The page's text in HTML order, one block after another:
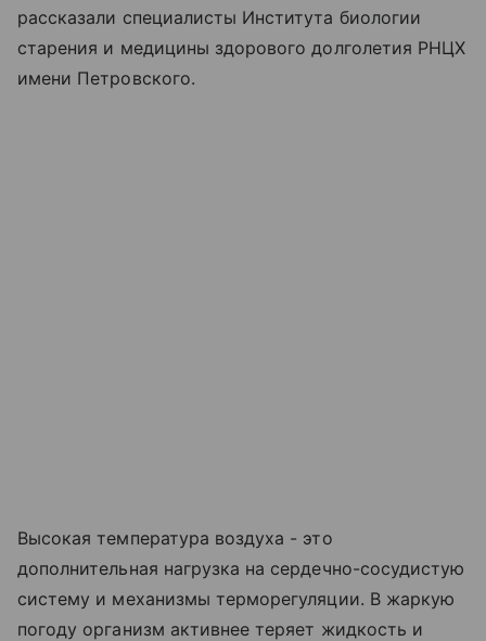
рассказали специалисты Института биологии
старения и медицины здорового долголетия РНЦХ
имени Петровского.
Высокая температура воздуха - это
дополнительная нагрузка на сердечно-сосудистую
систему и механизмы терморегуляции. В жаркую
погоду организм активнее теряет жидкость и